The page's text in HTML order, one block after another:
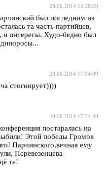
29.06.2014 15:28:20
был последним из
та часть партийцев,
и интересы. Худо-бедно был
29.06.2014 17:04:09
стогнирует))))
29.06.2014 17:34:49
постаралась на
Этой победы Громов
Парчинского,вечная ему
Перевезенцева
те!